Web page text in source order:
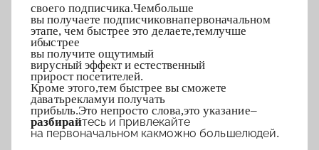
своего подписчика.Чембольше
вы получаете подписчиковнапервоначальном
этапе, чем быстрее это делаете,темлучше
ибыстрее
вы получите ощутимый
вирусный эффект и естественный
прирост посетителей.
Кроме этого,тем быстрее вы сможете
даватьрекламуи получать
прибыль.Это непростослова,это указание–
разбирайтесь и привлекайте
на первоначальном какможно большелюдей.